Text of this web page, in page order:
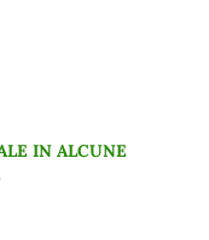
IN ALCUNE